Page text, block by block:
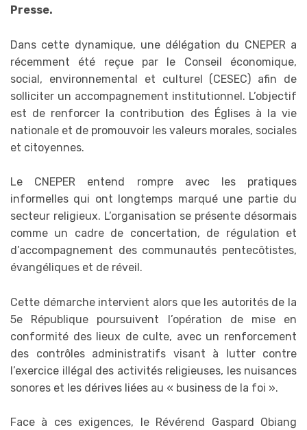
Presse.
Dans cette dynamique, une délégation du CNEPER a
récemment été reçue par le Conseil économique,
social, environnemental et culturel (CESEC) afin de
solliciter un accompagnement institutionnel. L’objectif
est de renforcer la contribution des Églises à la vie
nationale et de promouvoir les valeurs morales, sociales
et citoyennes.
Le CNEPER entend rompre avec les pratiques
informelles qui ont longtemps marqué une partie du
secteur religieux. L’organisation se présente désormais
comme un cadre de concertation, de régulation et
d’accompagnement des communautés pentecôtistes,
évangéliques et de réveil.
Cette démarche intervient alors que les autorités de la
5e République poursuivent l’opération de mise en
conformité des lieux de culte, avec un renforcement
des contrôles administratifs visant à lutter contre
l’exercice illégal des activités religieuses, les nuisances
sonores et les dérives liées au « business de la foi ».
Face à ces exigences, le Révérend Gaspard Obiang